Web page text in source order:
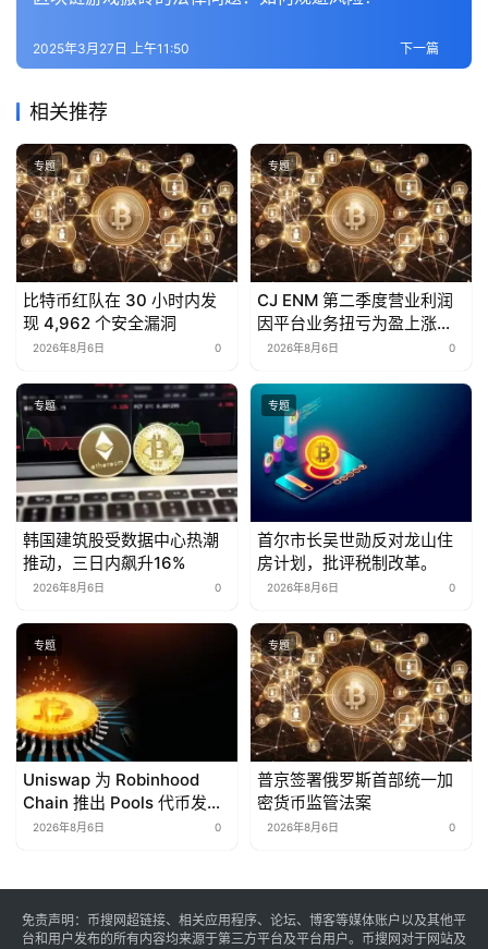
下一篇
2025年3月27日 上午11:50
相关推荐
专题
比特币红队在 30 小时内发
现 4,962 个安全漏洞
2026年8月6日 0
专题
CJ ENM 第二季度营业利润
因平台业务扭亏为盈上涨
16.9%，达到 334 亿韩元
2026年8月6日 0
专题
韩国建筑股受数据中心热潮
推动，三日内飙升16%
2026年8月6日 0
专题
首尔市长吴世勋反对龙山住
房计划，批评税制改革。
2026年8月6日 0
专题
Uniswap 为 Robinhood
Chain 推出 Pools 代币发行
平台
2026年8月6日 0
专题
普京签署俄罗斯首部统一加
密货币监管法案
2026年8月6日 0
免责声明：币搜网超链接、相关应用程序、论坛、博客等媒体账户以及其他平
台和用户发布的所有内容均来源于第三方平台及平台用户。币搜网对于网站及